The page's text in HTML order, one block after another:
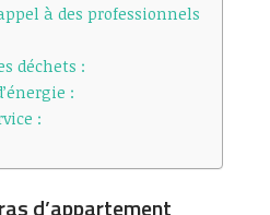
à des professionnels
déchets :
:
:
d’appartement